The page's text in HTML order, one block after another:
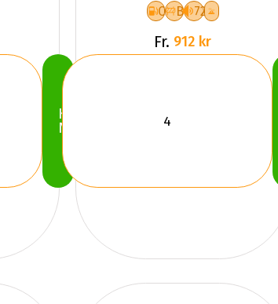
Köp
Nu
C B 72
Fr. 912 kr